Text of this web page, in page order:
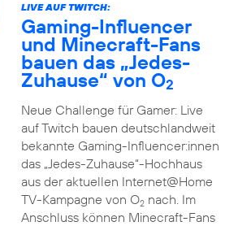
LIVE AUF TWITCH:
Gaming-Influencer
und Minecraft-Fans
bauen das „Jedes-
Zuhause“ von O2
Neue Challenge für Gamer: Live
auf Twitch bauen deutschlandweit
bekannte Gaming-Influencer:innen
das „Jedes-Zuhause“-Hochhaus
aus der aktuellen Internet@Home
TV-Kampagne von O2nach. Im
Anschluss können Minecraft-Fans